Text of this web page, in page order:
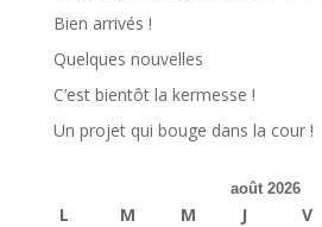
Bien arrivés !
Quelques nouvelles
C’est bientôt la kermesse !
Un projet qui bouge dans la cour !
août 2026
L M M J V